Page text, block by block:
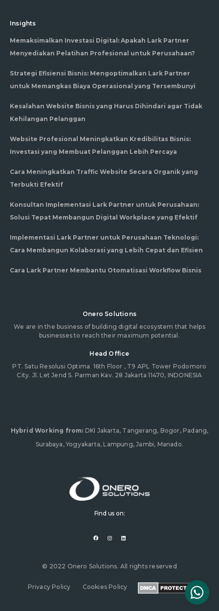
Insights
Memaksimalkan Investasi Digital: Apakah Lark Partner
Menyediakan Pelatihan Profesional untuk Perusahaan?
Strategi Efisiensi Bisnis: Mengoptimalkan Lark Partner
untuk Memangkas Biaya Operasional yang Tersembunyi
Kesalahan Website Bisnis yang Harus Dihindari agar Tidak
Kehilangan Pelanggan
Website Profesional Meningkatkan Kredibilitas Bisnis:
Investasi yang Membuat Pelanggan Lebih Percaya
Cara Meningkatkan Traffic Website Secara Organik yang
Terbukti Efektif
Konsultan Implementasi Lark Partner untuk Perusahaan:
Solusi Tepat Membangun Digital Workplace yang Efektif
Implementasi Lark Partner untuk Perusahaan Teknologi:
Cara Membangun Kolaborasi yang Lebih Cepat dan Efisien
Cara Lark Partner Membantu Otomatisasi Workflow Bisnis
Onero Solutions
We are in the business of building digital ecosystem that helps
businesses to reach their maximum potential.
Head Office
PT. Satu Resolusi Optima 16th Floor , T9 APL Tower Podomoro
City. Jl. Let Jend S. Parman Kav. 28 Jakarta 11470, INDONESIA
Hybrid Working from: DKI Jakarta, Tangerang, Bogor, Padang,
Surabaya, Yogyakarta, Lampung, Jambi, Manado.
Find us on:
a
o
k
n
a
i
n
© 2022 Onero Solutions. All rights reserved
Privacy Policy Cookies Policy